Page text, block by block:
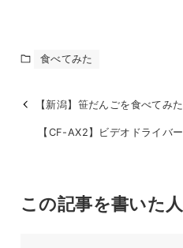
食べてみた
【新潟】笹だんごを食べてみた
【CF-AX2】ビデオドライバ
この記事を書いた人